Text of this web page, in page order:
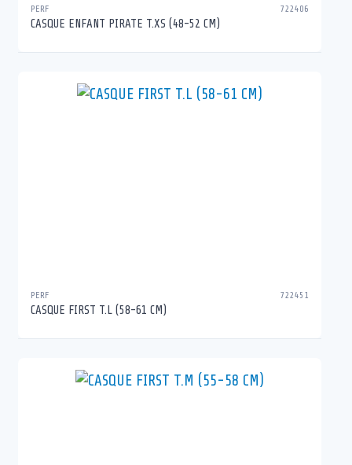
PERF 722406
CASQUE ENFANT PIRATE T.XS (48-52 CM)
PERF 722451
CASQUE FIRST T.L (58-61 CM)